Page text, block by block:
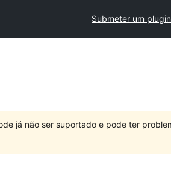
Submeter um plugin
já não ser suportado e pode ter